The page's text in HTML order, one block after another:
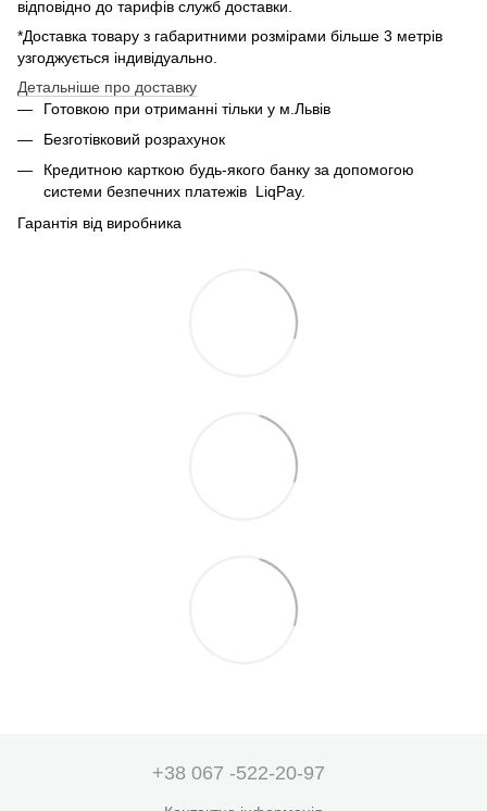
відповідно до тарифів служб доставки.
*Доставка товару з габаритними розмірами більше 3 метрів
узгоджується індивідуально.
Детальніше про доставку
Готовкою при отриманні тільки у м.Львів
Безготівковий розрахунок
Кредитною карткою будь-якого банку за допомогою
системи безпечних платежів LiqPay.
Гарантія від виробника
+38 067 -522-20-97